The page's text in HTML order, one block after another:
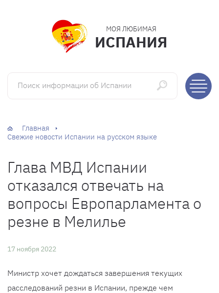
МОЯ ЛЮБИМАЯ
ИСПАНИЯ
Поиск информации об Испании
Главная
Свежие новости Испании на русском языке
Глава МВД Испании
отказался отвечать на
вопросы Европарламента о
резне в Мелилье
17 ноября 2022
Министр хочет дождаться завершения текущих
расследований резни в Испании, прежде чем